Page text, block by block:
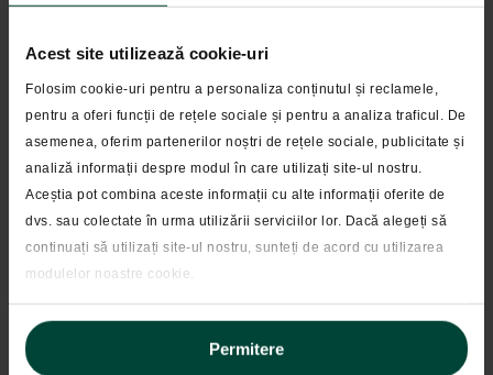
Acest site utilizează cookie-uri
Folosim cookie-uri pentru a personaliza conținutul și reclamele,
pentru a oferi funcții de rețele sociale și pentru a analiza traficul. De
asemenea, oferim partenerilor noștri de rețele sociale, publicitate și
analiză informații despre modul în care utilizați site-ul nostru.
Aceștia pot combina aceste informații cu alte informații oferite de
dvs. sau colectate în urma utilizării serviciilor lor. Dacă alegeți să
continuați să utilizați site-ul nostru, sunteți de acord cu utilizarea
modulelor noastre cookie.
Permitere
trimestrul 1 din 2023, inregistrand o scadere de
de la o estimare timpurie de stagnare la 0%.
Banca Centrala Europeana (BCE)a majorat dobanda
de referinta cu inca 0.58 puncte procentuale (pp),
ducand rata principala de refinantare la3,25%.
Inflatia din zona Euro a scazut mai mult decat
asteptarile economistilor. Cu toate acestea, desi pare ca
creasca ratele de dobanda in continuare.